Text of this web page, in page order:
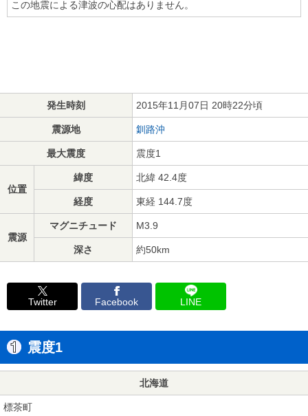
この地震による津波の心配はありません。
発生時刻 2015年11月07日 20時22分頃
震源地 釧路沖
最大震度 震度1
位置
緯度 北緯 42.4度
経度 東経 144.7度
震源
マグニチュード M3.9
深さ 約50km
Twitter Facebook LINE
震度1
北海道
標茶町